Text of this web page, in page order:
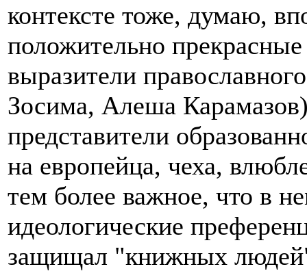
контексте тоже, думаю,
положительно
выразители
Зосима, Алеша
представители
на европейца, чеха,
тем более важное, что в
идеологические
защищал "книжных